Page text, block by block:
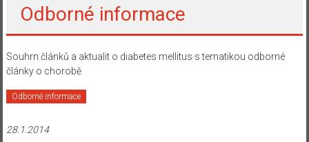
Odborné informace
Souhrn článků a aktualit o diabetes mellitus s tematikou odborné
články o chorobě
Odborné informace
28.1.2014